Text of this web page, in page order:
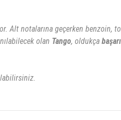
Alt notalarına geçerken benzoin,
olan Tango, oldukça